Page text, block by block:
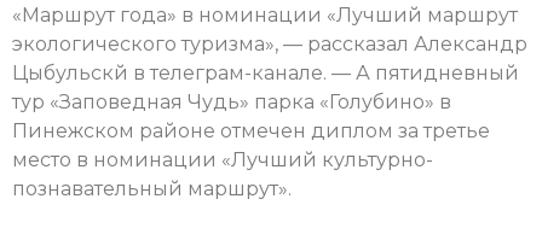
«Маршрут года» в номинации «Лучший маршрут
экологического туризма», — рассказал Александр
Цыбульскй в телеграм-канале. — А пятидневный
тур «Заповедная Чудь» парка «Голубино» в
Пинежском районе отмечен диплом за третье
место в номинации «Лучший культурно-
познавательный маршрут».